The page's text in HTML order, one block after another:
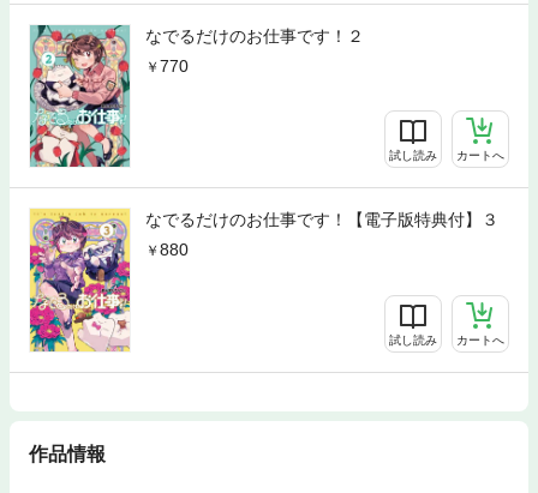
なでるだけのお仕事です！２
770
試し読み カートへ
なでるだけのお仕事です！【電子版特典付】３
880
試し読み カートへ
作品情報